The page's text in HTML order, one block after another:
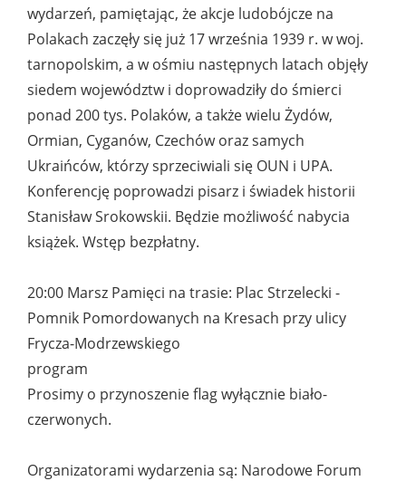
wydarzeń, pamiętając, że akcje ludobójcze na
Polakach zaczęły się już 17 września 1939 r. w woj.
tarnopolskim, a w ośmiu następnych latach objęły
siedem województw i doprowadziły do śmierci
ponad 200 tys. Polaków, a także wielu Żydów,
Ormian, Cyganów, Czechów oraz samych
Ukraińców, którzy sprzeciwiali się OUN i UPA.
Konferencję poprowadzi pisarz i świadek historii
Stanisław Srokowskii. Będzie możliwość nabycia
książek. Wstęp bezpłatny.
20:00 Marsz Pamięci na trasie: Plac Strzelecki -
Pomnik Pomordowanych na Kresach przy ulicy
Frycza-Modrzewskiego
program
Prosimy o przynoszenie flag wyłącznie biało-
czerwonych.
Organizatorami wydarzenia są: Narodowe Forum